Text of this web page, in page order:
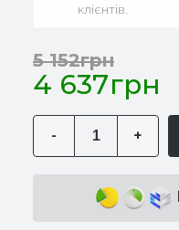
клієнтів.
4 637грн
5 152грн
- +